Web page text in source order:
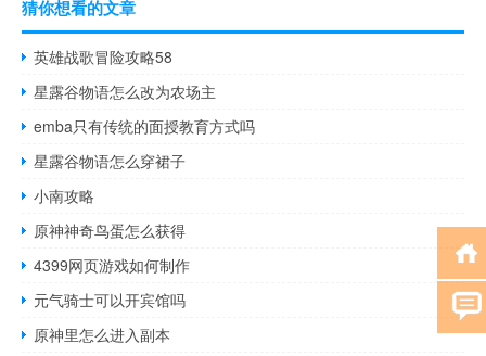
猜你想看的文章
英雄战歌冒险攻略58
星露谷物语怎么改为农场主
emba只有传统的面授教育方式吗
星露谷物语怎么穿裙子
小南攻略
原神神奇鸟蛋怎么获得
4399网页游戏如何制作
元气骑士可以开宾馆吗
原神里怎么进入副本